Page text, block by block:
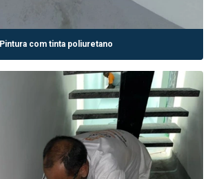
Pintura com tinta poliuretano